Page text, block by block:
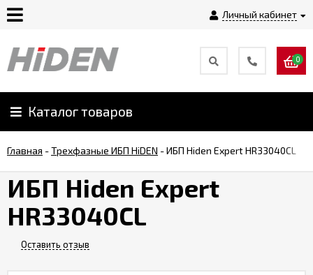
Личный кабинет
Главная
О
Оплата
Монтаж
0
Каталог товаров
Главная -Трехфазные ИБП HiDEN -ИБП Hiden Expert HR33040CL
ИБП Hiden Expert
HR33040CL
Оставить отзыв